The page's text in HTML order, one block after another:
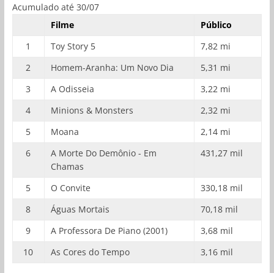
Acumulado até 30/07
Filme
Público
1
Toy Story 5
7,82 mi
2
Homem-Aranha: Um Novo Dia
5,31 mi
3
A Odisseia
3,22 mi
4
Minions & Monsters
2,32 mi
5
Moana
2,14 mi
6
A Morte Do Demônio - Em
Chamas
431,27 mil
5 O Convite
330,18 mil
8
Águas Mortais
70,18 mil
9
A Professora De Piano (2001)
3,68 mil
10
As Cores do Tempo 3,16 mil